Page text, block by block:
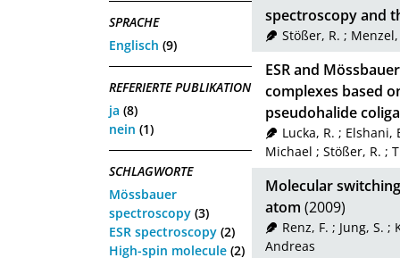
SPRACHE
Englisch (9)
REFERIERTE PUBLIKATION
ja (8)
nein (1)
SCHLAGWORTE
Mössbauer
spectroscopy (3)
ESR spectroscopy (2)
High-spin molecule (2)
spectroscopy and
Stößer, R. ;
ESR and
complexes based
pseudohalide
Lucka, R. ; Elshani,
Michael ; Stößer, R. ;
Molecular
atom (2009)
Renz, F. ; Jung, S. ;
Andreas